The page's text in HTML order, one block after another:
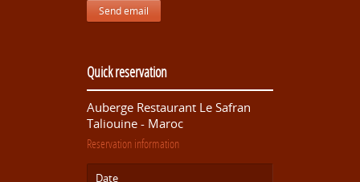
Send email
Quick reservation
Auberge Restaurant Le Safran
Taliouine - Maroc
Reservation information